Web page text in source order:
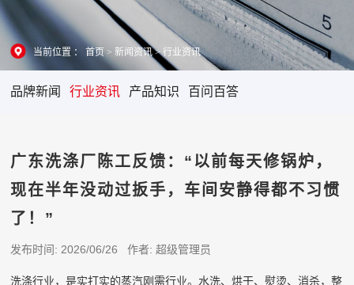
当前位置 ：首页>新闻资讯>行业资讯
品牌新闻 行业资讯 产品知识 百问百答
广东洗涤厂陈工反馈：“以前每天修锅炉，
现在半年没动过扳手，车间安静得都不习惯
了！”
发布时间: 2026/06/26 作者: 超级管理员
洗涤行业，是实打实的蒸汽刚需行业。水洗、烘干、熨烫、消杀，整